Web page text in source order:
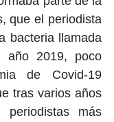
que el periodista
bacteria llamada
año 2019, poco
de Covid-19
tras varios años
más